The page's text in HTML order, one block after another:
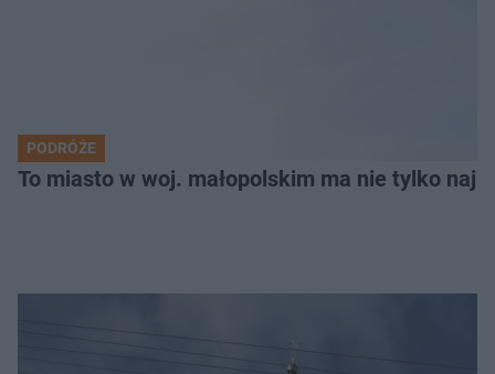
PODRÓŻE
To miasto w woj. małopolskim ma nie tylko